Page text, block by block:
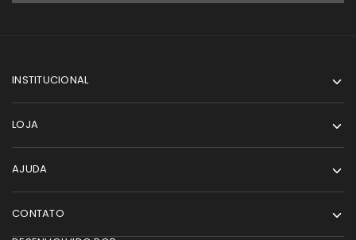
INSTITUCIONAL
LOJA
AJUDA
CONTATO